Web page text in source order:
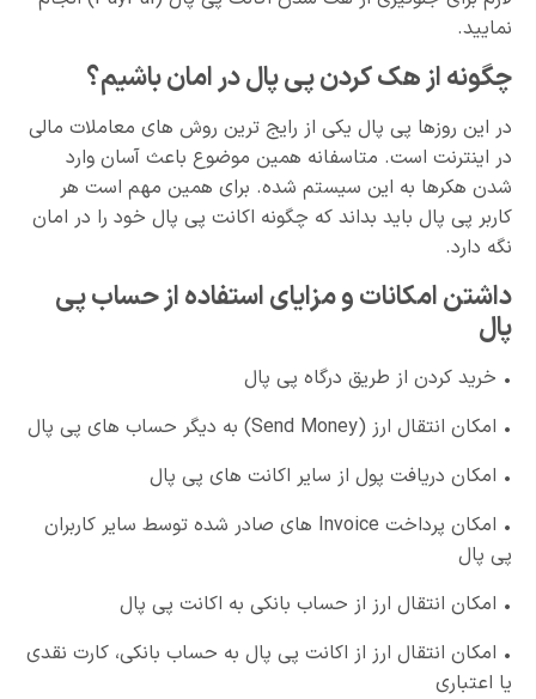
نمایید.
چگونه از هک کردن پی پال در امان باشیم؟
در این روزها پی پال یکی از رایج ترین روش های معاملات مالی
در اینترنت است. متاسفانه همین موضوع باعث آسان وارد
شدن هکرها به این سیستم شده. برای همین مهم است هر
کاربر پی پال باید بداند که چگونه اکانت پی پال خود را در امان
نگه دارد.
داشتن امکانات و مزایای استفاده از حساب پی
پال
• خرید کردن از طریق درگاه پی پال
• امکان انتقال ارز (Send Money) به دیگر حساب های پی پال
• امکان دریافت پول از سایر اکانت های پی پال
• امکان پرداخت Invoice های صادر شده توسط سایر کاربران
پی پال
• امکان انتقال ارز از حساب بانکی به اکانت پی پال
• امکان انتقال ارز از اکانت پی پال به حساب بانکی، کارت نقدی
یا اعتباری